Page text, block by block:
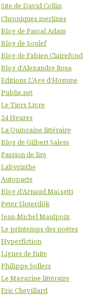
Site de David Collin
Chroniques merlines
Blog de Pascal Adam
Blog de Soulef
Blog de Fabien Clairefond
Blog d'Alexandre Rosa
Editions L'Age d'Homme
Publie.net
Le Tiers Livre
24 Heures
La Quinzaine littéraire
Blog de Gilbert Salem
Passion de lire
Labyrinthe
Autopacte
Blog d'Arnaud Maïsetti
Peter Sloterdijk
Jean-Michel Maulpoix
Le printemps des poètes
Hyperfiction
Lignes de fuite
Philippe Sollers
Le Magazine littéraire
Eric Chevillard